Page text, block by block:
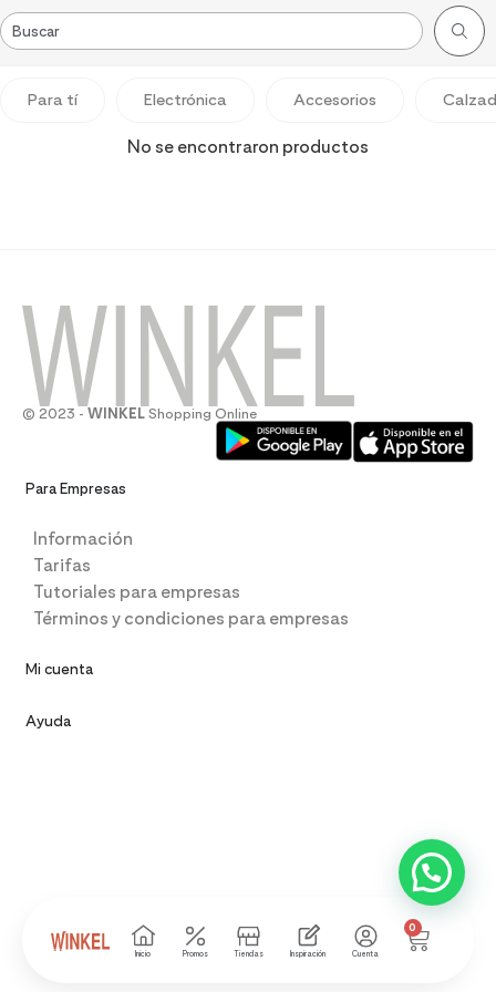
Inicio Promos Tiendas Inspiración Cuenta
0
Para tí Electrónica Accesorios
No se encontraron productos
© 2023 - WINKEL Shopping Online
Para Empresas
Información
Tarifas
Tutoriales para empresas
Términos y condiciones para empresas
Mi cuenta
Ayuda